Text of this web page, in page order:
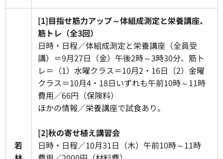
若
[1]目指せ筋力アップ～体組成測定と栄養講座、
筋トレ（全3回）
日時・日程／体組成測定と栄養講座（全員受
講）＝9月27日（金）午後2時～3時30分、筋ト
レ＝（1）水曜クラス＝10月2・16日（2）金曜
クラス＝10月4・18日いずれも午前10時～11時
費用／66円（保険料）
ほかの情報／栄養講座で試食あり。
[2]秋の寄せ植え講習会
日時・日程／10月31日（木）午前10時～11時